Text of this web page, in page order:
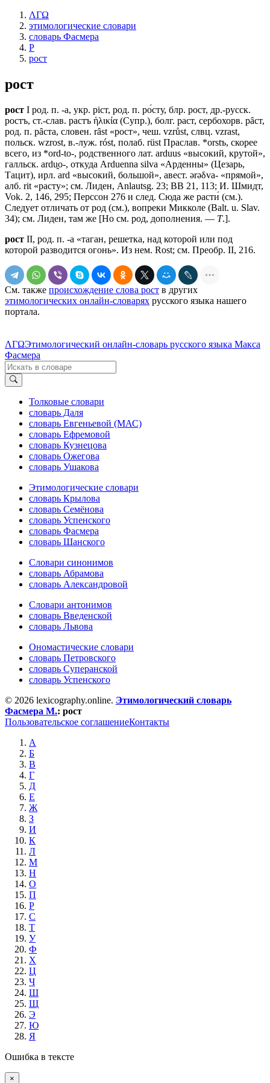
ΛΓΩ
этимологические словари
словарь Фасмера
Р
рост
рост
рост I род. п. -а, укр. рiст, род. п. ро́сту, блр. рост, др.-русск.
ростъ, ст.-слав. растъ ἡλικία (Супр.), болг. раст, сербохорв. рȃст,
род. п. рȃста, словен. rȃst «рост», чеш. vzrůst, слвц. vzrast,
польск. wzrost, в.-луж. róst, полаб. rüst Праслав. *orstъ, скорее
всего, из *ord-to-, родственного лат. arduus «высокий, крутой»,
галльск. ardu̯o-, откуда Arduenna silvа «Арденны» (Цезарь,
Тацит), ирл. аrd «высокий, большой», авест. ǝrǝδva- «прямой»,
алб. rit «расту»; см. Лиден, Anlautsg. 23; ВВ 21, 113; И. Шмидт,
Vok. 2, 146, 295; Перссон 276 и след. Сюда же расти́ (см.).
Следует отличать от род (см.), вопреки Микколе (Ваlt. u. Slav.
34); см. Лиден, там же [Но см. род, дополнения. — Т.].
рост II, род. п. -а «таган, решетка, над которой или под
которой разводится огонь». Из нем. Rost; см. Преобр. II, 216.
См. также происхождение слова рост в других
этимологических онлайн-словарях русского языка нашего
портала.
ΛΓΩЭтимологический онлайн-словарь русского языка Макса
Фасмера
Толковые словари
словарь Даля
словарь Евгеньевой (МАС)
словарь Ефремовой
словарь Кузнецова
словарь Ожегова
словарь Ушакова
Этимологические словари
словарь Крылова
словарь Семёнова
словарь Успенского
словарь Фасмера
словарь Шанского
Словари синонимов
словарь Абрамова
словарь Александровой
Словари антонимов
словарь Введенской
словарь Львова
Ономастические словари
словарь Петровского
словарь Суперанской
словарь Успенского
© 2026 lexicography.online. Этимологический словарь
Фасмера М.: рост
Пользовательское соглашениеКонтакты
А
Б
В
Г
Д
Е
Ж
З
И
К
Л
М
Н
О
П
Р
С
Т
У
Ф
Х
Ц
Ч
Ш
Щ
Э
Ю
Я
Ошибка в тексте
×